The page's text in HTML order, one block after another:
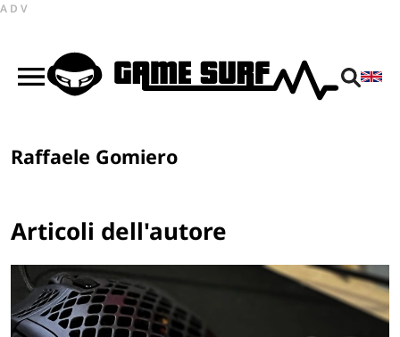
ADV
Raffaele Gomiero
Articoli dell'autore